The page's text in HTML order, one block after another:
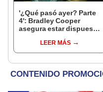
'¿Qué pasó ayer? Parte
4': Bradley Cooper
asegura estar dispuesto
de la sagaLEER MÁS